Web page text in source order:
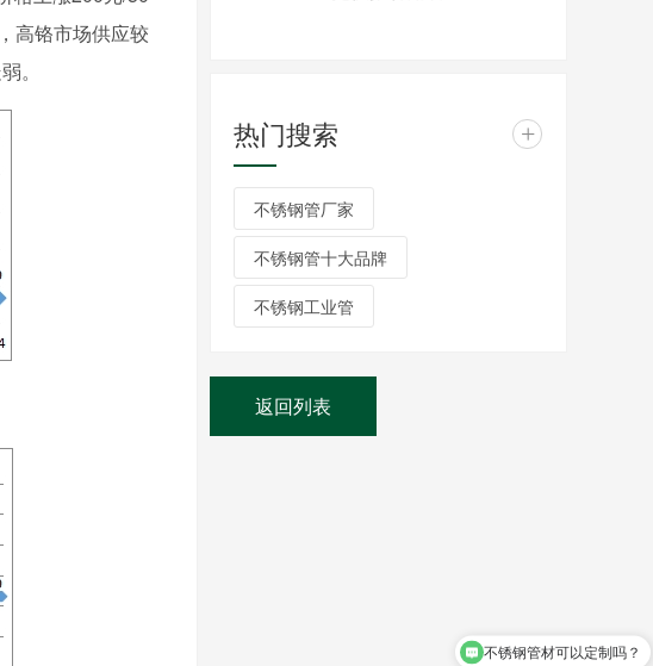
高铬市场供应较
。
热门搜索 +
不锈钢管厂家
不锈钢管十大品牌
不锈钢工业管
返回列表
不锈钢管多少钱？